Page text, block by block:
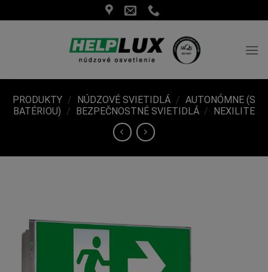
to
PRODUKTY / NÚDZOVÉ SVIETIDLÁ / AUTONÓMNE (S
BATÉRIOU) / BEZPEČNOSTNÉ SVIETIDLÁ / NEXILITE